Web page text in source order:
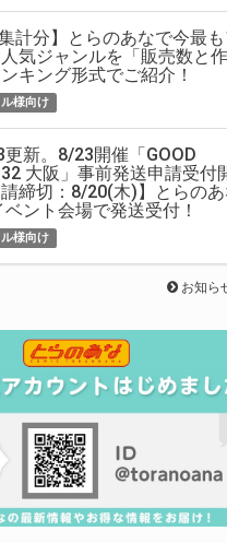
計分】とらのあなで今最
気ジャンルを「販売数と
キング形式でご紹介！
様向け
更新。8/23開催「GOOD
大阪」事前発送申請受付
締切：8/20(木)】とらの
ント会場で発送受付！
様向け
お知ら